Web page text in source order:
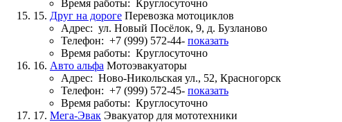
Время работы: Круглосуточно
15. Друг на дороге Перевозка мотоциклов
Адрес: ул. Новый Посёлок, 9, д. Бузланово
Телефон: +7 (999) 572-44- показать
Время работы: Круглосуточно
16. Авто альфа Мотоэвакуаторы
Адрес: Ново-Никольская ул., 52, Красногорск
Телефон: +7 (999) 572-45- показать
Время работы: Круглосуточно
17. Мега-Эвак Эвакуатор для мототехники